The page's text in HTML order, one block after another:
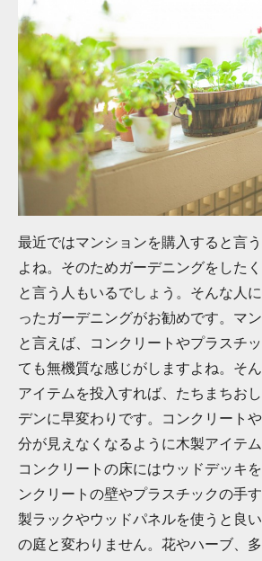
最近ではマンションを購入すると言
よね。そのためガーデニングをした
と言う人もいるでしょう。そんな人
ったガーデニングがお勧めです。マ
と言えば、コンクリートやプラスチ
ても無機質な感じがしますよね。そ
アイテムを投入すれば、たちまちお
デンに早変わりです。コンクリート
分が見えなくなるように木製アイテム
コンクリートの床にはウッドデッキ
ンクリートの壁やプラスチックの手
製ラックやウッドパネルを使うと良
の庭と変わりません。花やハーブ、